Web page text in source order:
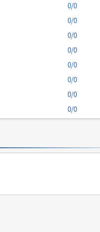
0/0
0/0
0/0
0/0
0/0
0/0
0/0
0/0